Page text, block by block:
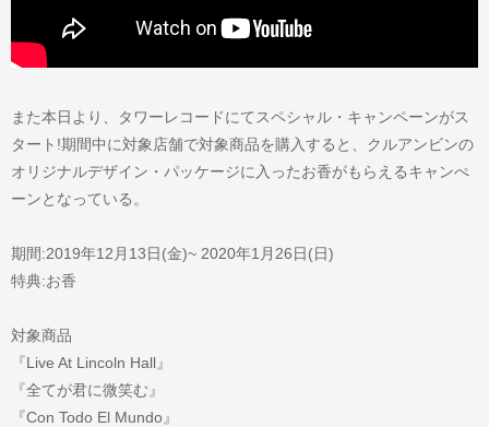
また本日より、タワーレコードにてスペシャル・キャンペーンがス
タート!期間中に対象店舗で対象商品を購入すると、クルアンビンの
オリジナルデザイン・パッケージに入ったお香がもらえるキャンぺ
ーンとなっている。
期間:2019年12月13日(金)~ 2020年1月26日(日)
特典:お香
対象商品
『Live At Lincoln Hall』
『全てが君に微笑む』
『Con Todo El Mundo』